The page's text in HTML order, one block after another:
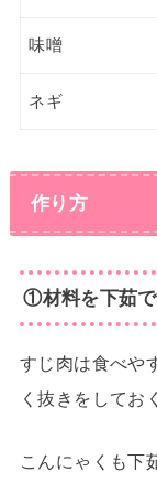
味噌
ネギ
作り方
①材料を下茹
すじ肉は食べや
く抜きをしてお
こんにゃくも下